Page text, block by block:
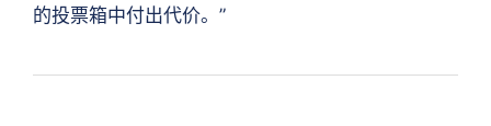
的投票箱中付出代价。”